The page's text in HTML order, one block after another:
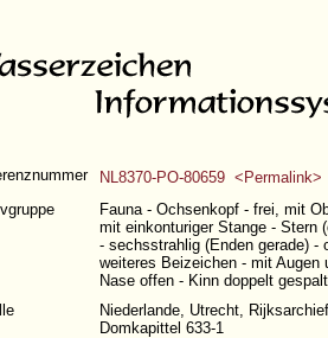
NL8370-PO-80659 <Permalink>
Fauna - Ochsenkopf - frei, mit
mit einkonturiger Stange - Stern
- sechsstrahlig (Enden gerade) -
weiteres Beizeichen - mit Augen
Nase offen - Kinn doppelt
Niederlande, Utrecht,
Domkapittel 633-1